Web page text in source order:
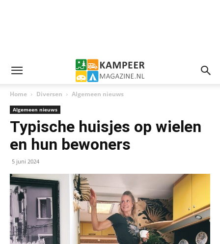
Home Diversen Algemeen nieuws
Algemeen nieuws
Typische huisjes op wielen
en hun bewoners
5 juni 2024